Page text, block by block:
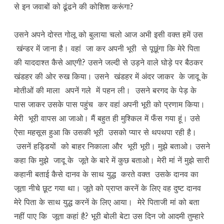
से इन जवाबों को ढूंढने की कोशिश करूंगा?
उसने अपने दोस्त गोलू को बुलाया चलो आज अभी इसी वक्त हमें उस
खंन्डर में जाना है। वहां जा कर अपनी भूरी से पूछूंगा कि मेरे पिता
की याददाश्त कैसे आएगी? उसने जल्दी से उड़ने वाले घोड़े पर बैठकर
खंडहर की ओर रुख किया। उसने खंडहर में अंदर जाकर के जादू के
मोतीओं की माला अपनें गले में पहन ली। उसने बरगद के पेड़ के
पास जाकर उसके पास पहुंच कर वहां अपनी भूरी को प्रणाम किया।
मेरी भूरी वापस आ जाओ। मैं बहुत ही मुश्किल में फँस गया हूं। उसे
ऐसा महसूस हुआ कि उसकी भूरी उसको प्यार से थपथपा रही है।
उसनें हड्डियों को बाहर निकाला और भूरी भूरी। मुझे बताओ। उसने
कहा कि मुझे जादू के जूते के बारे में कुछ बताओ। मेरी मां नें मुझे सारी
कहानी बताई कैसे दानव के साथ युद्ध करते वक्त उसके दानव का
जूता नीचे छूट गया था। जूते को प्राप्त करनें के लिए वह दुष्ट दानव
मेरे पिता के साथ युद्ध करनें के लिए आया। मेरे पिताजी मां को बता
नहीं पाए कि जूता कहां है? भूरी बोली बेटा उस दिन जो आदमी तुम्हारे